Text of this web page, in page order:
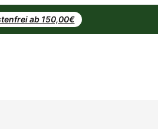
ab 150,00€